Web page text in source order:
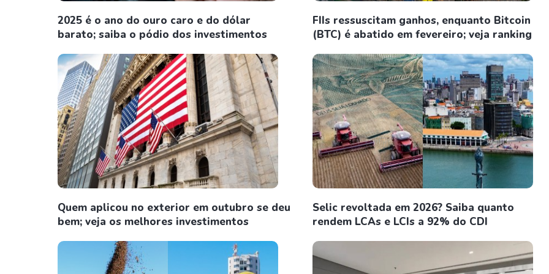
2025 é o ano do ouro caro e do dólar
barato; saiba o pódio dos investimentos
FIIs ressuscitam ganhos, enquanto Bitcoin
(BTC) é abatido em fevereiro; veja ranking
Quem aplicou no exterior em outubro se deu
bem; veja os melhores investimentos
Selic revoltada em 2026? Saiba quanto
rendem LCAs e LCIs a 92% do CDI